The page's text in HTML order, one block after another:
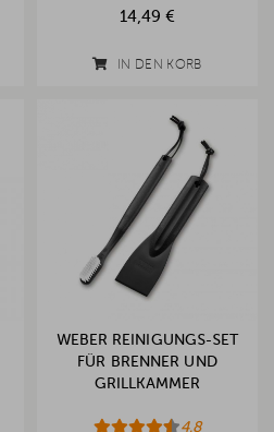
14,49 €
IN DEN KORB
WEBER REINIGUNGS-SET
FÜR BRENNER UND
GRILLKAMMER
4.8